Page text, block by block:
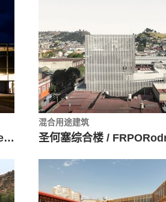
德绍包豪斯博物馆 / Addenda Architects
混合用途建筑